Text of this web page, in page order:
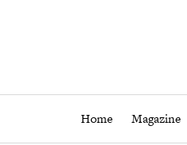
Home Magazine